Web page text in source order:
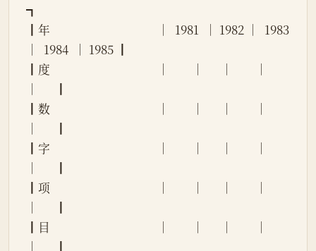
┓
┃年                                      │  1981  │ 1982 │  1983
│  1984  │ 1985 ┃
┃度                                      │        │      │        │
│      ┃
┃数                                      │        │      │        │
│      ┃
┃字                                      │        │      │        │
│      ┃
┃项                                      │        │      │        │
│      ┃
┃目                                      │        │      │        │
│      ┃